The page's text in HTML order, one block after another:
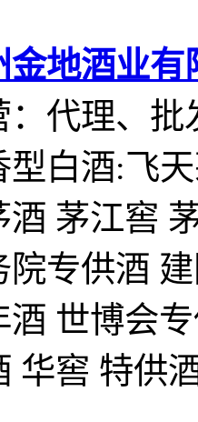
金地酒业有
：代理、
型白酒:飞
酒 茅江窖
院专供酒
酒 世博会
华窖 特供